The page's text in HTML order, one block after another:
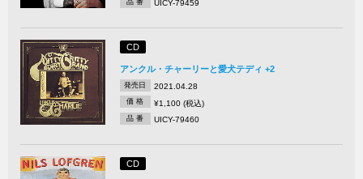
UICY-79459
CD
アンクル・チャーリーと愛犬テディ +2
発売日 2021.04.28
価 格 ¥1,100 (税込)
品 番 UICY-79460
CD